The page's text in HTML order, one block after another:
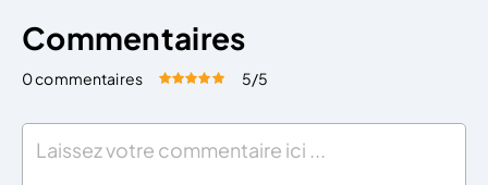
Commentaires
0 commentaires Évaluez cet article:
5/5